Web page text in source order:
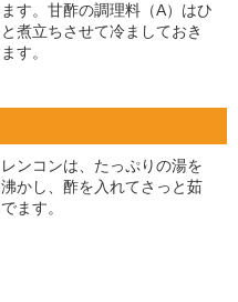
ます。甘酢の調理料（A）はひ
と煮立ちさせて冷ましておき
ます。
レンコンは、たっぷりの湯を
沸かし、酢を入れてさっと茹
でます。